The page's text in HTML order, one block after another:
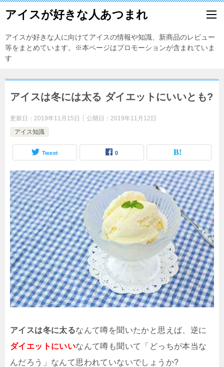
アイスが好きな人あつまれ
アイスが好きな人に向けてアイスの情報や知識、新商品のレビュー
等をまとめています。※本ページはプロモーションが含まれていま
す
アイスは冬には太る ダイエットにいいとも?
更新日： 2019年11月15日 公開日： 2019年11月12日
アイス知識
Tweet 0
アイスは冬に太るなんて噂を聞いたかと思えば、逆に
ダイエットにいいなんて噂も聞いて「どっちが本当な
んだろう」なんて思われていないでしょうか?